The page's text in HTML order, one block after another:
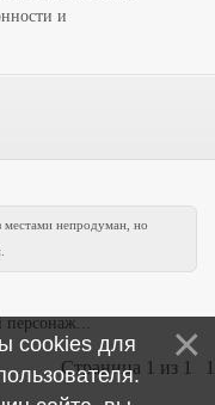
и
непродуман, но
персонаж...
Страница 1 из 1 1
cookies для